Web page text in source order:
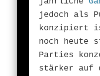
jedoch als
konzipiert
noch heute
Parties
stärker auf